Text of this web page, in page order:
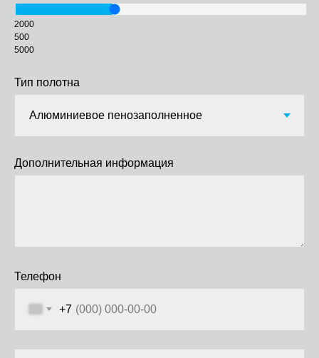
2000
500
5000
Тип полотна
Дополнительная информация
Телефон
+7